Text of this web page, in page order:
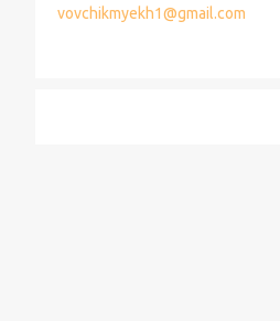
vovchikmyekh1@gmail.com